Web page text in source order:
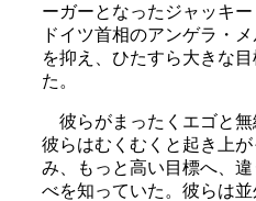
ーガーとなったジャッキ
ドイツ首相のアンゲラ・
を抑え、ひたすら大きな
た。
彼らがまったくエゴと無
彼らはむくむくと起き上
み、もっと高い目標へ、
べを知っていた。彼らは